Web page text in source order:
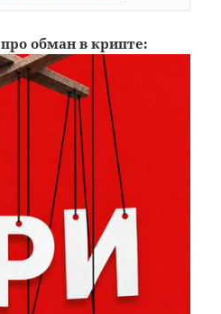
про обман в крипте: